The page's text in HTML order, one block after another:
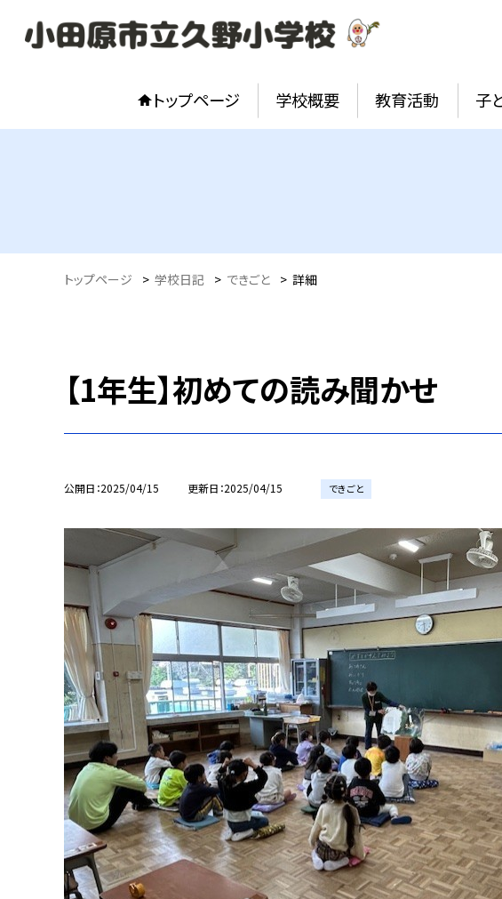
トップページ 学校概要 教育活動 子
トップページ > 学校日記 > できごと > 詳細
【1年生】初めての読み聞かせ
公開日 2025/04/15 更新日 2025/04/15 できごと